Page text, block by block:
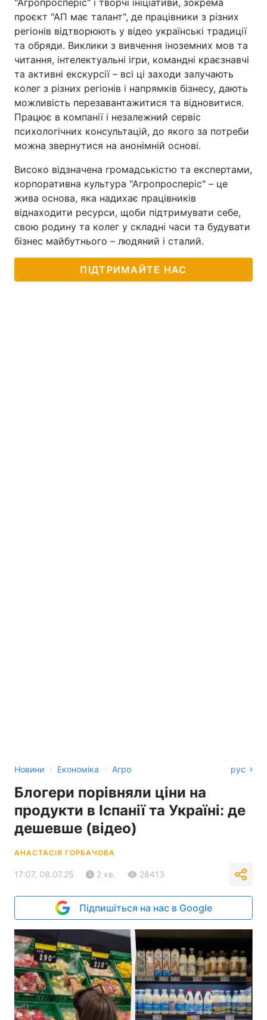
"Агропросперіс" і творчі ініціативи, зокрема
проєкт "АП має талант", де працівники з різних
регіонів відтворюють у відео українські традиції
та обряди. Виклики з вивчення іноземних мов та
читання, інтелектуальні ігри, командні краєзнавчі
та активні екскурсії – всі ці заходи залучають
колег з різних регіонів і напрямків бізнесу, дають
можливість перезавантажитися та відновитися.
Працює в компанії і незалежний сервіс
психологічних консультацій, до якого за потреби
можна звернутися на анонімній основі.
Високо відзначена громадськістю та експертами,
корпоративна культура "Агропросперіс" – це
жива основа, яка надихає працівників
віднаходити ресурси, щоби підтримувати себе,
свою родину та колег у складні часи та будувати
бізнес майбутнього – людяний і сталий.
ПІДТРИМАЙТЕ НАС
Новини › Економіка › Агро рус
Блогери порівняли ціни на
продукти в Іспанії та Україні: де
дешевше (відео)
АНАСТАСІЯ ГОРБАЧОВА
17:07, 08.07.25 2 хв. 28413
Підпишіться на нас в Google